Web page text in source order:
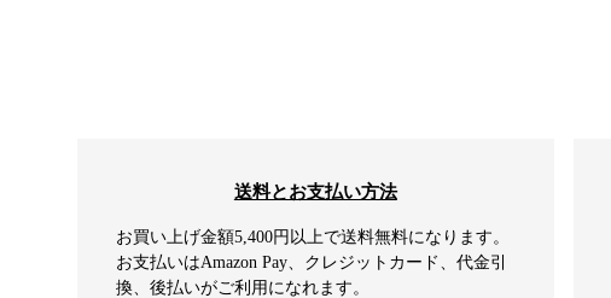
送料とお支払い方法
お買い上げ金額5,400円以上で送料無料になります。
お支払いはAmazon Pay、クレジットカード、代金引
換、後払いがご利用になれます。